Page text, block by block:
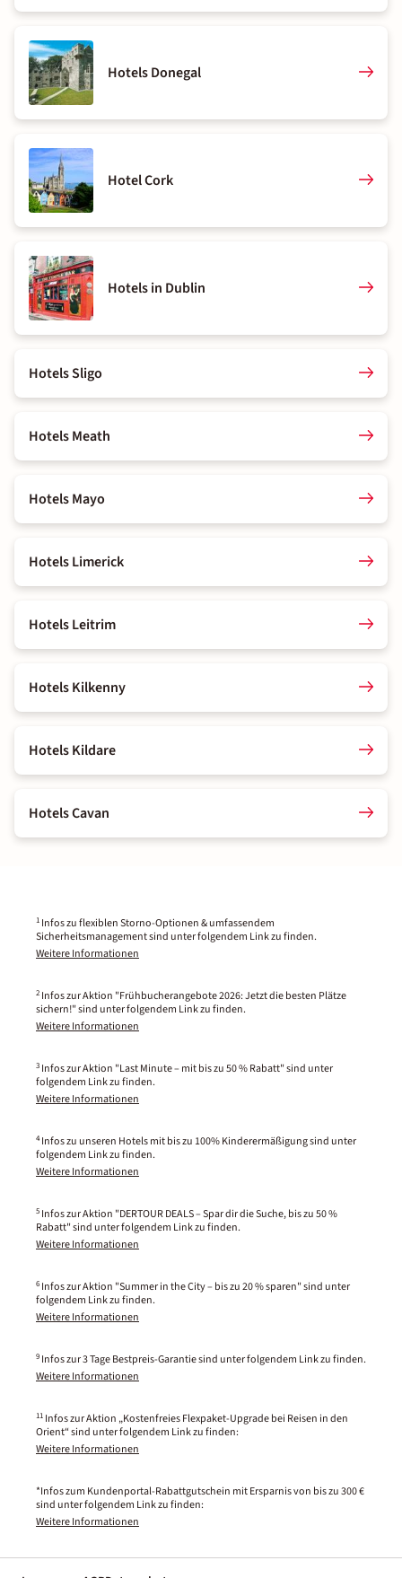
Hotels Donegal
Hotel Cork
Hotels in Dublin
Hotels Sligo
Hotels Meath
Hotels Mayo
Hotels Limerick
Hotels Leitrim
Hotels Kilkenny
Hotels Kildare
Hotels Cavan
1 Infos zu flexiblen Storno-Optionen & umfassendem
Sicherheitsmanagement sind unter folgendem Link zu finden.
Weitere Informationen
2 Infos zur Aktion "Frühbucherangebote 2026: Jetzt die besten Plätze
sichern!" sind unter folgendem Link zu finden.
Weitere Informationen
3 Infos zur Aktion "Last Minute – mit bis zu 50 % Rabatt" sind unter
folgendem Link zu finden.
Weitere Informationen
4 Infos zu unseren Hotels mit bis zu 100% Kinderermäßigung sind unter
folgendem Link zu finden.
Weitere Informationen
5 Infos zur Aktion "DERTOUR DEALS – Spar dir die Suche, bis zu 50 %
Rabatt" sind unter folgendem Link zu finden.
Weitere Informationen
6 Infos zur Aktion "Summer in the City – bis zu 20 % sparen" sind unter
folgendem Link zu finden.
Weitere Informationen
9 Infos zur 3 Tage Bestpreis-Garantie sind unter folgendem Link zu finden.
Weitere Informationen
11 Infos zur Aktion „Kostenfreies Flexpaket-Upgrade bei Reisen in den
Orient“ sind unter folgendem Link zu finden:
Weitere Informationen
*Infos zum Kundenportal-Rabattgutschein mit Ersparnis von bis zu 300 €
sind unter folgendem Link zu finden:
Weitere Informationen